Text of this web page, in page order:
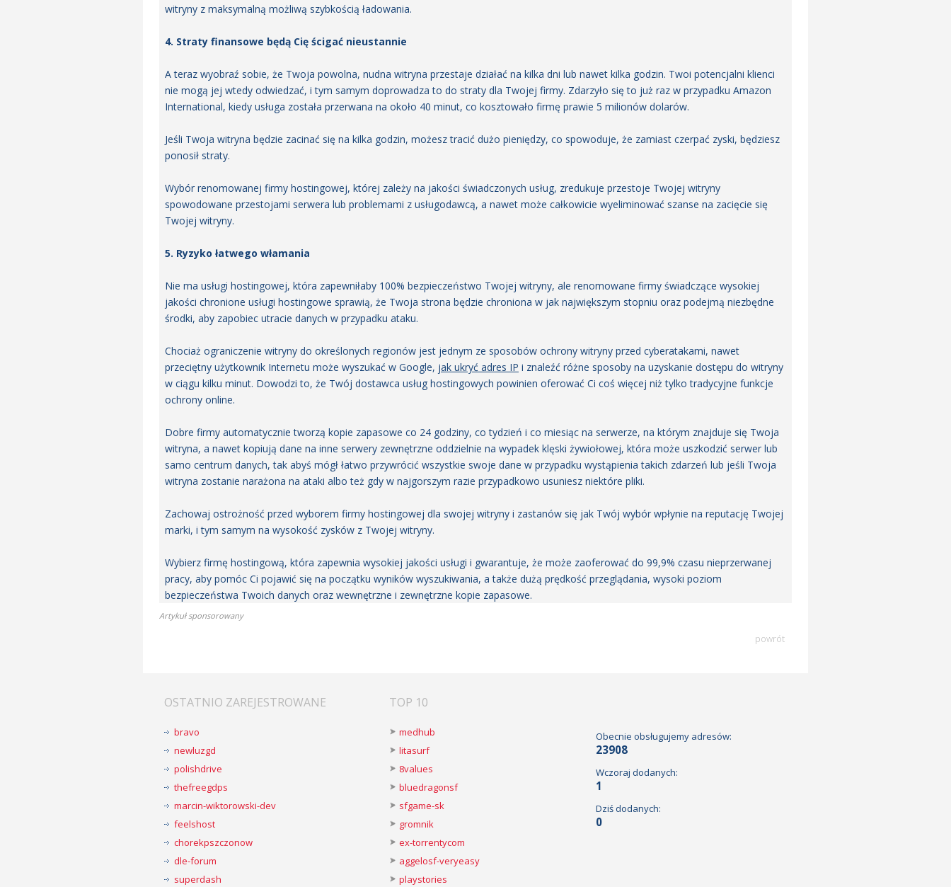
witryny z maksymalną możliwą szybkością ładowania.
4. Straty finansowe będą Cię ścigać nieustannie
A teraz wyobraź sobie, że Twoja powolna, nudna witryna przestaje działać na kilka dni lub nawet kilka godzin. Twoi potencjalni klienci
nie mogą jej wtedy odwiedzać, i tym samym doprowadza to do straty dla Twojej firmy. Zdarzyło się to już raz w przypadku Amazon
International, kiedy usługa została przerwana na około 40 minut, co kosztowało firmę prawie 5 milionów dolarów.
Jeśli Twoja witryna będzie zacinać się na kilka godzin, możesz tracić dużo pieniędzy, co spowoduje, że zamiast czerpać zyski, będziesz
ponosił straty.
Wybór renomowanej firmy hostingowej, której zależy na jakości świadczonych usług, zredukuje przestoje Twojej witryny
spowodowane przestojami serwera lub problemami z usługodawcą, a nawet może całkowicie wyeliminować szanse na zacięcie się
Twojej witryny.
5. Ryzyko łatwego włamania
Nie ma usługi hostingowej, która zapewniłaby 100% bezpieczeństwo Twojej witryny, ale renomowane firmy świadczące wysokiej
jakości chronione usługi hostingowe sprawią, że Twoja strona będzie chroniona w jak największym stopniu oraz podejmą niezbędne
środki, aby zapobiec utracie danych w przypadku ataku.
Chociaż ograniczenie witryny do określonych regionów jest jednym ze sposobów ochrony witryny przed cyberatakami, nawet
przeciętny użytkownik Internetu może wyszukać w Google, jak ukryć adres IP i znaleźć różne sposoby na uzyskanie dostępu do witryny
w ciągu kilku minut. Dowodzi to, że Twój dostawca usług hostingowych powinien oferować Ci coś więcej niż tylko tradycyjne funkcje
ochrony online.
Dobre firmy automatycznie tworzą kopie zapasowe co 24 godziny, co tydzień i co miesiąc na serwerze, na którym znajduje się Twoja
witryna, a nawet kopiują dane na inne serwery zewnętrzne oddzielnie na wypadek klęski żywiołowej, która może uszkodzić serwer lub
samo centrum danych, tak abyś mógł łatwo przywrócić wszystkie swoje dane w przypadku wystąpienia takich zdarzeń lub jeśli Twoja
witryna zostanie narażona na ataki albo też gdy w najgorszym razie przypadkowo usuniesz niektóre pliki.
Zachowaj ostrożność przed wyborem firmy hostingowej dla swojej witryny i zastanów się jak Twój wybór wpłynie na reputację Twojej
marki, i tym samym na wysokość zysków z Twojej witryny.
Wybierz firmę hostingową, która zapewnia wysokiej jakości usługi i gwarantuje, że może zaoferować do 99,9% czasu nieprzerwanej
pracy, aby pomóc Ci pojawić się na początku wyników wyszukiwania, a także dużą prędkość przeglądania, wysoki poziom
bezpieczeństwa Twoich danych oraz wewnętrzne i zewnętrzne kopie zapasowe.
Artykuł sponsorowany
powrót
OSTATNIO ZAREJESTROWANE
bravo
newluzgd
polishdrive
thefreegdps
marcin-wiktorowski-dev
feelshost
chorekpszczonow
dle-forum
superdash
TOP 10
medhub
litasurf
8values
bluedragonsf
sfgame-sk
gromnik
ex-torrentycom
aggelosf-veryeasy
playstories
Obecnie obsługujemy adresów:
23908
Wczoraj dodanych:
1
Dziś dodanych:
0